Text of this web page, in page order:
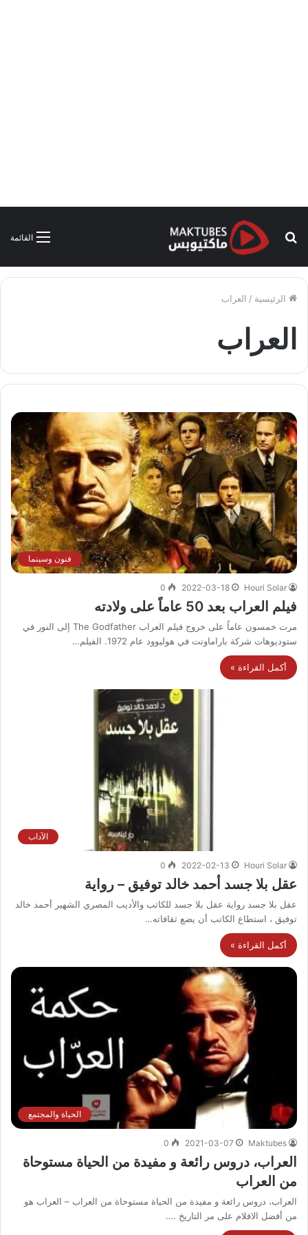
القائمة
بحث
الرئيسية / العراب
العراب
فنون وسينما
Houri Solar
2022-03-18
0
فيلم العراب بعد 50 عاماً على ولادته
مرت خمسون عاماً على خروج فيلم العراب The Godfather إلى النور في
ستوديوهات شركة باراماونت في هوليوود عام 1972. الفيلم…
أكمل القراءة »
الآداب
Houri Solar
2022-02-13
0
عقل بلا جسد أحمد خالد توفيق – رواية
عقل بلا جسد رواية عقل بلا جسد للكاتب والأديب المصري الشهير أحمد خالد
توفيق ، استطاع الكاتب أن يضع ثقافاته…
أكمل القراءة »
الحياة والمجتمع
Maktubes
2021-03-07
0
العراب، دروس رائعة و مفيدة من الحياة مستوحاة
من العراب
العراب، دروس رائعة و مفيدة من الحياة مستوحاة من العراب – العراب هو
من أفضل الافلام على مر التاريخ .…